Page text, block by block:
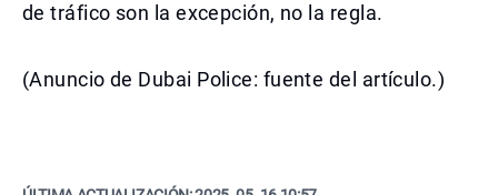
de tráfico son la excepción, no la regla.
(Anuncio de Dubai Police: fuente del artículo.)